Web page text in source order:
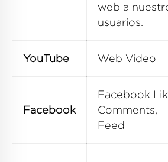
web a
usuarios.
YouTube Web Video
Facebook
Facebook
Comments,
Feed